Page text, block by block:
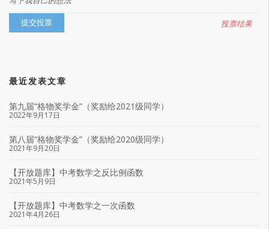
投票结果
最近发表文章
第九届“格物奖学金”（奖励给2021级同学）
2022年9月17日
第八届“格物奖学金”（奖励给2020级同学）
2021年9月20日
【开放题库】中考数学之反比例函数
2021年5月9日
【开放题库】中考数学之一次函数
2021年4月26日